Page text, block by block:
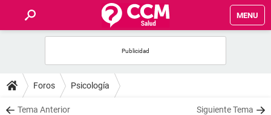
MENU
FOROS
SALUD
Foros Psicología
Tema Anterior Siguiente Tema